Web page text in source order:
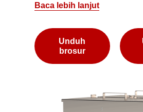
Baca lebih lanjut
Unduh
brosur